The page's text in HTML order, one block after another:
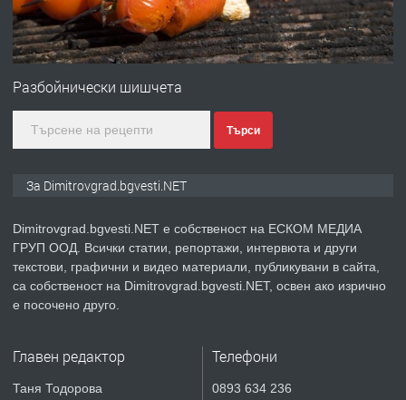
преди 11 месеца
ПРЕДЛАГА Онлайн магазин за всички!
преди 2 месеца
ПРЕДЛАГА Къща в Странско
Разбойнически шишчета
Търси
За Dimitrovgrad.bgvesti.NET
Dimitrovgrad.bgvesti.NET е собственост на ЕСКОМ МЕДИА
ГРУП ООД. Всички статии, репортажи, интервюта и други
текстови, графични и видео материали, публикувани в сайта,
са собственост на Dimitrovgrad.bgvesti.NET, освен ако изрично
е посочено друго.
Главен редактор
Таня Тодорова
Телефони
0893 634 236